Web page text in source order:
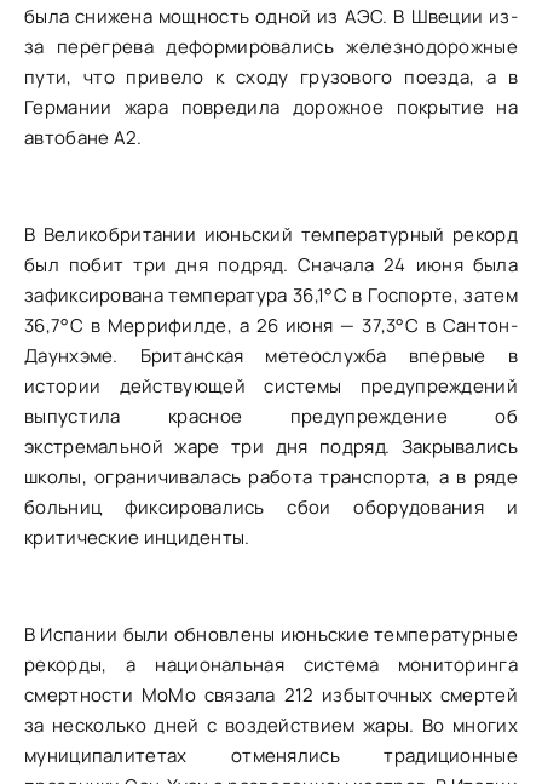
была снижена мощность одной из АЭС. В Швеции из-
за перегрева деформировались железнодорожные
пути, что привело к сходу грузового поезда, а в
Германии жара повредила дорожное покрытие на
автобане A2.
В Великобритании июньский температурный рекорд
был побит три дня подряд. Сначала 24 июня была
зафиксирована температура 36,1°C в Госпорте, затем
36,7°C в Меррифилде, а 26 июня — 37,3°C в Сантон-
Даунхэме. Британская метеослужба впервые в
истории действующей системы предупреждений
выпустила красное предупреждение об
экстремальной жаре три дня подряд. Закрывались
школы, ограничивалась работа транспорта, а в ряде
больниц фиксировались сбои оборудования и
критические инциденты.
В Испании были обновлены июньские температурные
рекорды, а национальная система мониторинга
смертности MoMo связала 212 избыточных смертей
за несколько дней с воздействием жары. Во многих
муниципалитетах отменялись традиционные